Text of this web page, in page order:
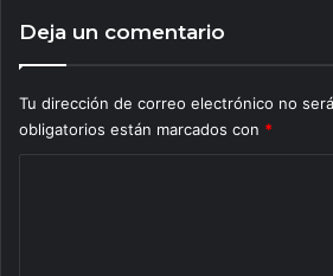
Deja un comentario
Tu dirección de correo electrónico no
obligatorios están marcados con *